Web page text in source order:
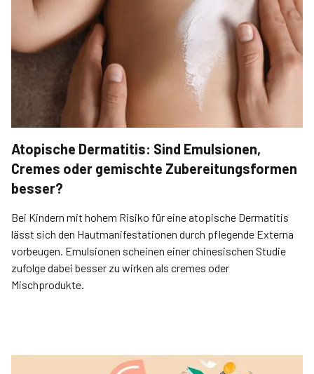
Atopische Dermatitis: Sind Emulsionen,
Cremes oder gemischte Zubereitungsformen
besser?
Bei Kindern mit hohem Risiko für eine atopische Dermatitis
lässt sich den Hautmanifestationen durch pflegende Externa
vorbeugen. Emulsionen scheinen einer chinesischen Studie
zufolge dabei besser zu wirken als cremes oder
Mischprodukte.